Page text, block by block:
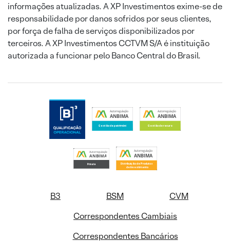
informações atualizadas. A XP Investimentos exime-se de
responsabilidade por danos sofridos por seus clientes,
por força de falha de serviços disponibilizados por
terceiros. A XP Investimentos CCTVM S/A é instituição
autorizada a funcionar pelo Banco Central do Brasil.
B3 BSM
CVM
Correspondentes Cambiais
Correspondentes Bancários